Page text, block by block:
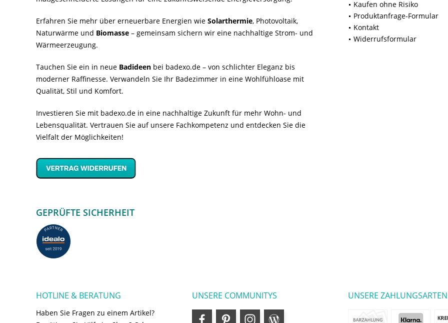
Erfahren Sie mehr über erneuerbare Energien wie Solarthermie, Photovoltaik,
Naturwärme und Biomasse – gemeinsam sichern wir eine nachhaltige Strom- und
Wärmeerzeugung.
Tauchen Sie ein in neue Badideen bei badexo.de – von schlichter Eleganz bis
moderner Raffinesse. Verwandeln Sie Ihr Badezimmer in eine Wohlfühloase mit
Qualität, Stil und Komfort.
Investieren Sie mit badexo.de in eine nachhaltige Zukunft für mehr Wohn- und
Lebensqualität. Vertrauen Sie auf unsere Fachkompetenz und entdecken Sie die
Vielfalt der Möglichkeiten!
GEPRÜFTE SICHERHEIT
Kaufen ohne Risiko
Produktanfrage-Formular
Kontakt
Widerrufsformular
HOTLINE & BERATUNG
Haben Sie Fragen zu einem Artikel?
UNSERE COMMUNITYS UNSERE ZAHLUNGSARTEN